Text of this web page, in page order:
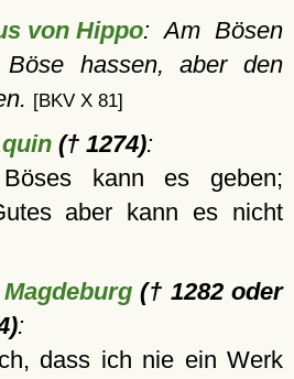
von Hippo: Am Bösen
hassen, aber den
[BKV X 81]
(† 1274):
kann es geben;
aber kann es nicht
(† 1282 oder
:
dass ich nie ein Werk